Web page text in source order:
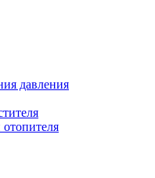
давления